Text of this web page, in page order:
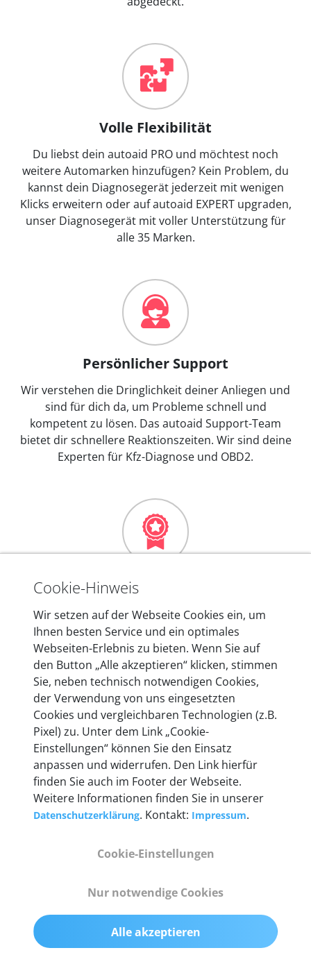
Volle Flexibilität
Du liebst dein autoaid PRO und möchtest noch
weitere Automarken hinzufügen? Kein Problem, du
kannst dein Diagnosegerät jederzeit mit wenigen
Klicks erweitern oder auf autoaid EXPERT upgraden,
unser Diagnosegerät mit voller Unterstützung für
alle 35 Marken.
Persönlicher Support
Wir verstehen die Dringlichkeit deiner Anliegen und
sind für dich da, um Probleme schnell und
kompetent zu lösen. Das autoaid Support-Team
bietet dir schnellere Reaktionszeiten. Wir sind deine
Experten für Kfz-Diagnose und OBD2.
Mehr als 10 Jahre Erfahrung
In den Kfz-Diagnosegeräten von autoaid stecken
mehr als 10 Jahre Erfahrung, und auch in Zukunft
entwickeln wir unsere Produkte am Standort in
Berlin laufend weiter. Auf diese Qualität vertrauen
heute mehr als 60.000 Privatkunden und
Unternehmen.
Technische Details &
Lieferumfang
Abmessungen
Gewicht
200 g
Cookie-Hinweis
Wir setzen auf der Webseite Cookies ein, um
Ihnen besten Service und ein optimales
Webseiten-Erlebnis zu bieten. Wenn Sie auf
den Button „Alle akzeptieren“ klicken, stimmen
Sie, neben technisch notwendigen Cookies,
der Verwendung von uns eingesetzten
Cookies und vergleichbaren Technologien (z.B.
Pixel) zu. Unter dem Link „Cookie-
Einstellungen“ können Sie den Einsatz
anpassen und widerrufen. Den Link hierfür
finden Sie auch im Footer der Webseite.
Weitere Informationen finden Sie in unserer
Datenschutzerklärung. Kontakt: Impressum.
Cookie-Einstellungen
Nur notwendige Cookies
Alle akzeptieren